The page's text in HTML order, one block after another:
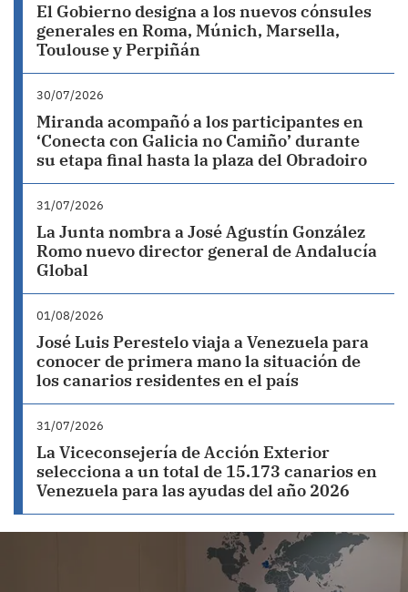
El Gobierno designa a los nuevos cónsules
generales en Roma, Múnich, Marsella,
Toulouse y Perpiñán
30/07/2026
Miranda acompañó a los participantes en
‘Conecta con Galicia no Camiño’ durante
su etapa final hasta la plaza del Obradoiro
31/07/2026
La Junta nombra a José Agustín González
Romo nuevo director general de Andalucía
Global
01/08/2026
José Luis Perestelo viaja a Venezuela para
conocer de primera mano la situación de
los canarios residentes en el país
31/07/2026
La Viceconsejería de Acción Exterior
selecciona a un total de 15.173 canarios en
Venezuela para las ayudas del año 2026